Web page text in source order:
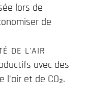
lors de
de
DE L'AIR
avec des
l'air et de CO₂.